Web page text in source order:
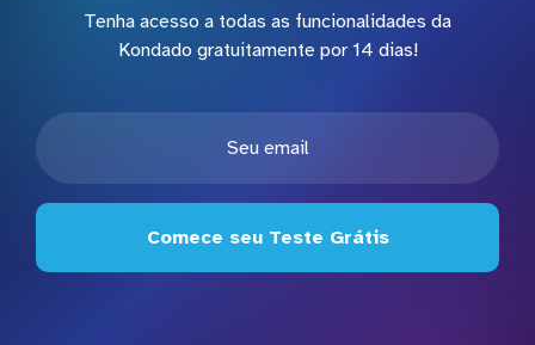
Tenha acesso a todas as funcionalidades da
Kondado gratuitamente por 14 dias!
Comece seu Teste Grátis